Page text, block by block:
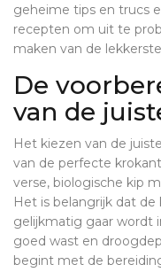
geheime tips en trucs
recepten om uit te
maken van de
De
van de
Het kiezen van de
van de perfecte
verse, biologische kip
Het is belangrijk dat
gelijkmatig gaar wordt
goed wast en
begint met de